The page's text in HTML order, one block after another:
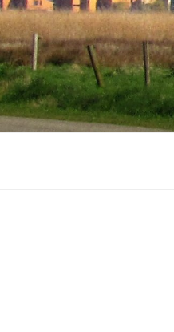
Ga
naar
de
inhoud